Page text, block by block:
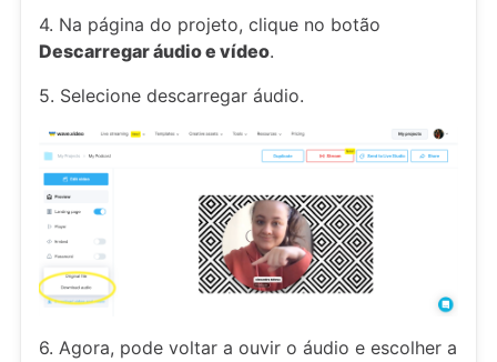
4. Na página do projeto, clique no botão
Descarregar áudio e vídeo.
5. Selecione descarregar áudio.
6. Agora, pode voltar a ouvir o áudio e escolher a